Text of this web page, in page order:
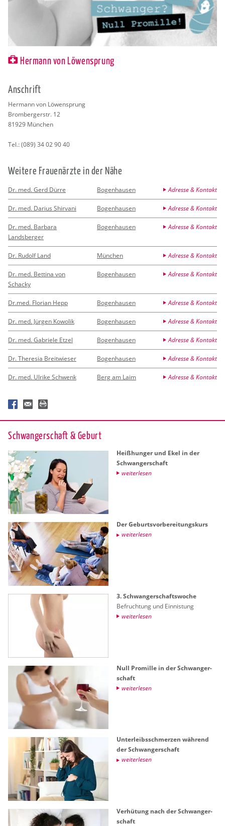
Hermann von Löwensprung
An­schrift
Her­mann von Lö­wen­sprung
Brom­ber­ger­str. 12
81929 Mün­chen
Tel.:(089) 34 02 90 40
Wei­te­re Frau­en­ärz­te in der Nähe
Dr. med. Gerd Dürre Bogenhausen Adresse & Kontakt
Dr. med. Darius Shirvani Bogenhausen Adresse & Kontakt
Dr. med. Barbara
Landsberger
Bogenhausen Adresse & Kontakt
Dr. Rudolf Land München Adresse & Kontakt
Dr. med. Bettina von
Schacky
Bogenhausen Adresse & Kontakt
Dr.med. Florian Hepp Bogenhausen Adresse & Kontakt
Dr. med. Jürgen Kowolik Bogenhausen Adresse & Kontakt
Dr. med. Gabriele Etzel Bogenhausen Adresse & Kontakt
Dr. Theresia Breitwieser Bogenhausen Adresse & Kontakt
Dr. med. Ulrike Schwenk Berg am Laim Adresse & Kontakt
Schwan­ger­schaft & Ge­burt
Hei­ßhun­ger und Ekel in der
Schwan­ger­schaft
wei­ter­le­sen
Der Ge­burts­vor­be­rei­tungs­kurs
wei­ter­le­sen
3. Schwan­ger­schafts­wo­che
Be­fruch­tung und Ein­nis­tung
wei­ter­le­sen
Null Pro­mil­le in der Schwan­ger­
schaft
wei­ter­le­sen
Un­ter­leibs­schmer­zen wäh­rend
der Schwan­ger­schaft
wei­ter­le­sen
Ver­hü­tung nach der Schwan­ger­
schaft